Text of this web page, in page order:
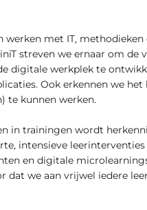
werken met IT, methodieken
streven we ernaar om de
digitale werkplek te
Ook erkennen we het
te kunnen werken.
in trainingen wordt
intensieve leerinterventies
en digitale
dat we aan vrijwel iedere